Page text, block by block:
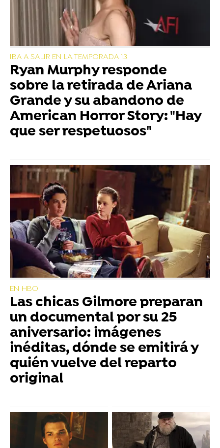
IBA A SALIR EN LA TEMPORADA 13
Ryan Murphy responde
sobre la retirada de Ariana
Grande y su abandono de
American Horror Story: "Hay
que ser respetuosos"
EN HBO
Las chicas Gilmore preparan
un documental por su 25
aniversario: imágenes
inéditas, dónde se emitirá y
quién vuelve del reparto
original